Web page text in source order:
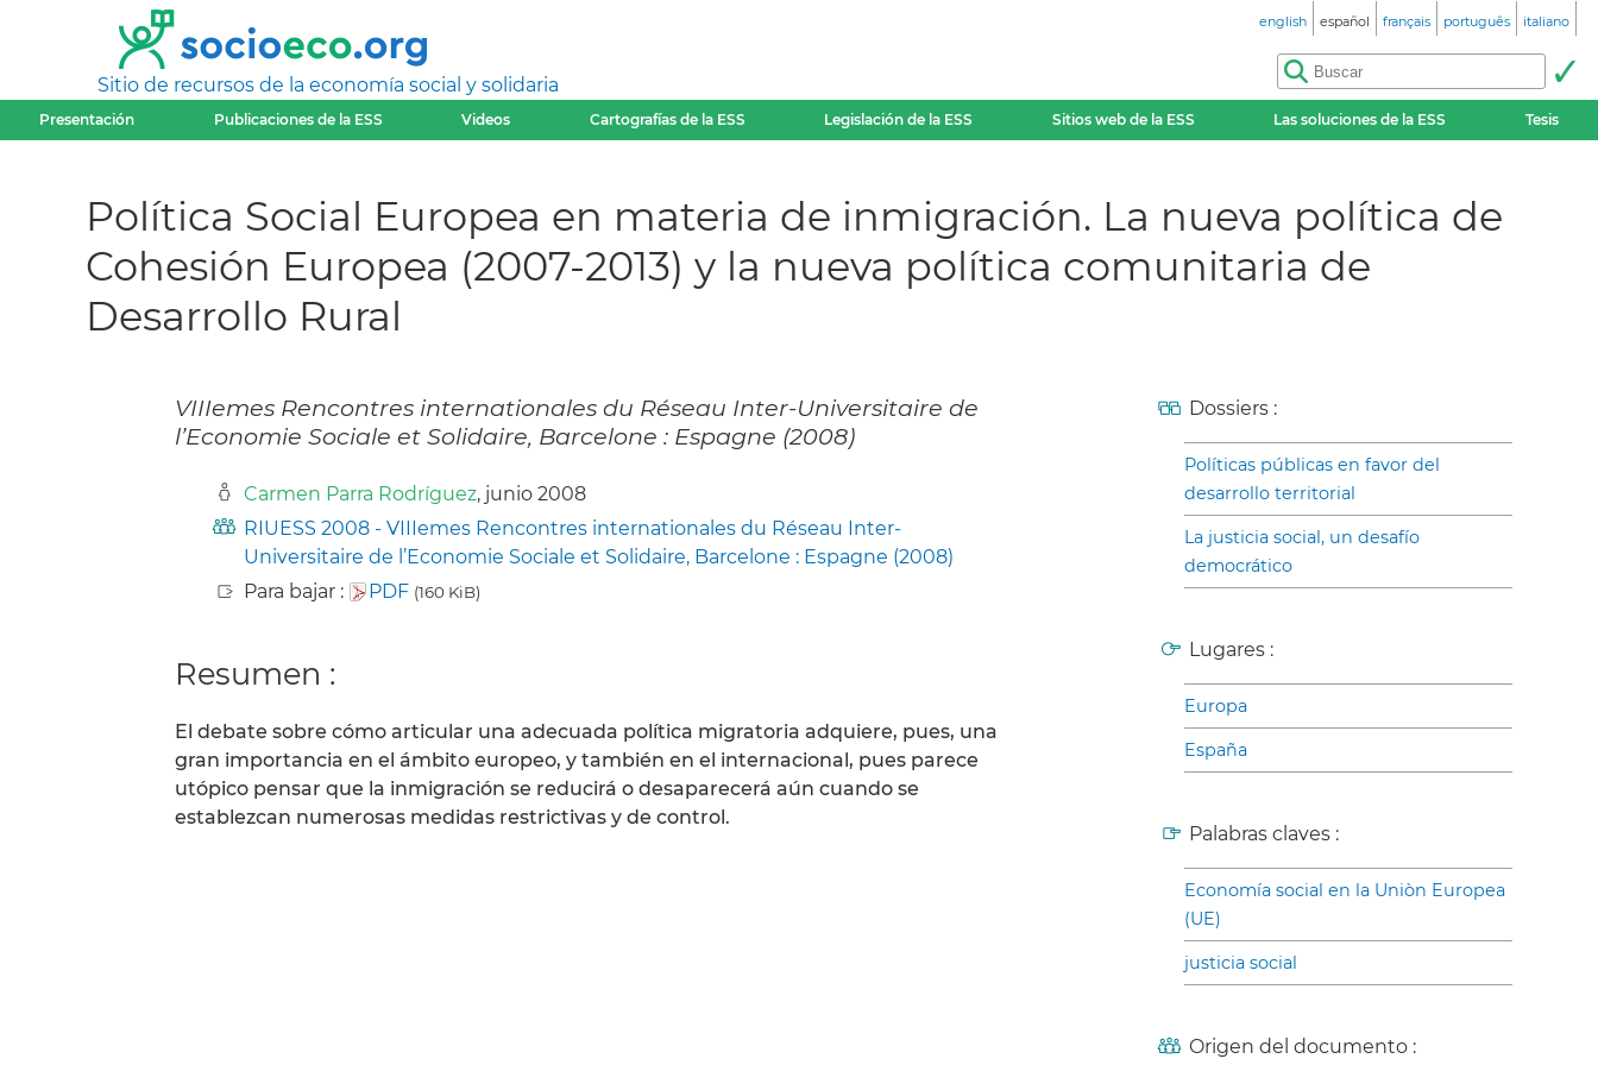
Sitio de recursos de la economía social y solidaria
english español français português italiano
Presentación Publicaciones de la ESS Videos Cartografías de la ESS Legislación de la ESS Sitios web de la ESS Las soluciones de la ESS Tesis
Política Social Europea en materia de inmigración. La nueva política de
Cohesión Europea (2007-2013) y la nueva política comunitaria de
Desarrollo Rural
VIIIemes Rencontres internationales du Réseau Inter-Universitaire de
l’Economie Sociale et Solidaire, Barcelone : Espagne (2008)
Carmen Parra Rodríguez, junio 2008
RIUESS 2008 - VIIIemes Rencontres internationales du Réseau Inter-
Universitaire de l’Economie Sociale et Solidaire, Barcelone : Espagne (2008)
Para bajar :
PDF (160 KiB)
Resumen :
El debate sobre cómo articular una adecuada política migratoria adquiere, pues, una
gran importancia en el ámbito europeo, y también en el internacional, pues parece
utópico pensar que la inmigración se reducirá o desaparecerá aún cuando se
establezcan numerosas medidas restrictivas y de control.
Dossiers :
Políticas públicas en favor del
desarrollo territorial
La justicia social, un desafío
democrático
Lugares :
Europa
España
Palabras claves :
Economía social en la Uniòn Europea
(UE)
justicia social
Origen del documento :